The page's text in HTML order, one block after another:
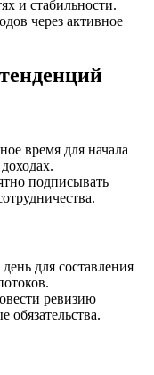
и стабильности.
через активное
время для начала
подписывать
для составления
ревизию
обязательства.